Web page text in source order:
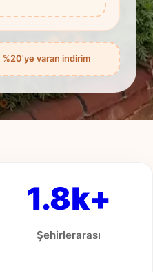
varan indirim
1.8k+
Şehirlerarası